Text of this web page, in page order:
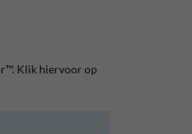
Klik hiervoor op